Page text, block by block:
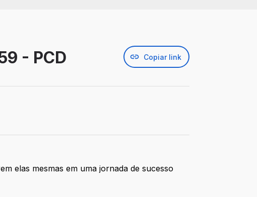
- PCD Copiar link
elas mesmas em uma jornada de sucesso